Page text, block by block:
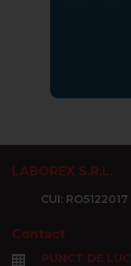
LABOREX S.R.L.
CUI:
Contact
PUNCT DE